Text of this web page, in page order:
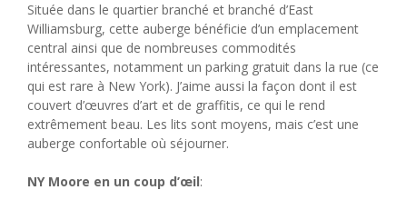
Située dans le quartier branché et branché d’East
Williamsburg, cette auberge bénéficie d’un emplacement
central ainsi que de nombreuses commodités
intéressantes, notamment un parking gratuit dans la rue (ce
qui est rare à New York). J’aime aussi la façon dont il est
couvert d’œuvres d’art et de graffitis, ce qui le rend
extrêmement beau. Les lits sont moyens, mais c’est une
auberge confortable où séjourner.
NY Moore en un coup d’œil: